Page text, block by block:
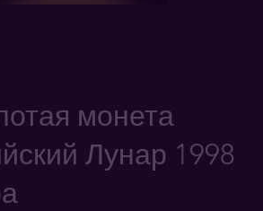
монета
Лунар 1998